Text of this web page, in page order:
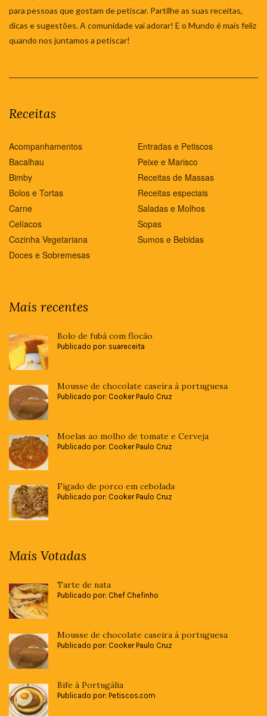
para pessoas que gostam de petiscar. Partilhe as suas receitas,
dicas e sugestões. A comunidade vai adorar! E o Mundo é mais feliz
quando nos juntamos a petiscar!
Receitas
Acompanhamentos
Bacalhau
Bimby
Bolos e Tortas
Carne
Celíacos
Cozinha Vegetariana
Doces e Sobremesas
Entradas e Petiscos
Peixe e Marisco
Receitas de Massas
Receitas especiais
Saladas e Molhos
Sopas
Sumos e Bebidas
Mais recentes
Bolo de fubá com flocão
Publicado por: suareceita
Mousse de chocolate caseira à portuguesa
Publicado por: Cooker Paulo Cruz
Moelas ao molho de tomate e Cerveja
Publicado por: Cooker Paulo Cruz
Fígado de porco em cebolada
Publicado por: Cooker Paulo Cruz
Mais Votadas
Tarte de nata
Publicado por: Chef Chefinho
Mousse de chocolate caseira à portuguesa
Publicado por: Cooker Paulo Cruz
Bife à Portugália
Publicado por: Petiscos.com